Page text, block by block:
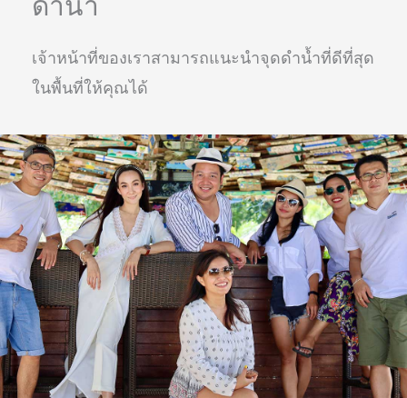
เจ้าหน้าที่ของเราสามารถแนะนำจุดดำน้ำที่ดีที่สุด
ในพื้นที่ให้คุณได้